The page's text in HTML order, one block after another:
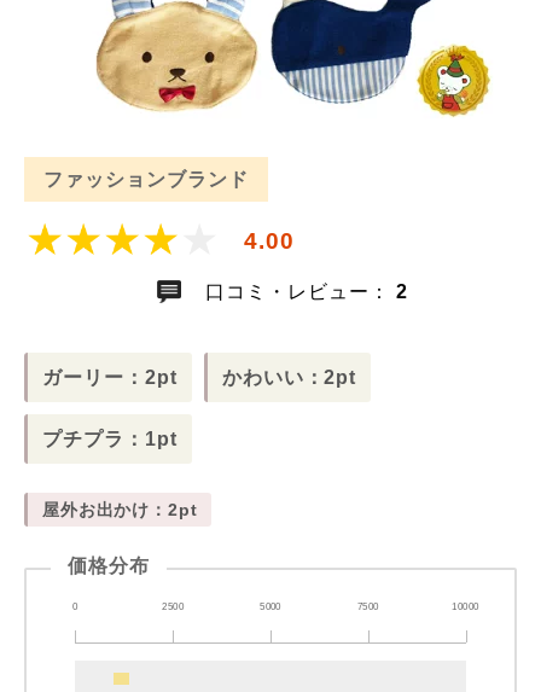
ファッションブランド
4.00
口コミ・レビュー： 2
ガーリー：2pt かわいい：2pt
プチプラ：1pt
屋外お出かけ：2pt
価格分布
0 2500 5000 7500 10000